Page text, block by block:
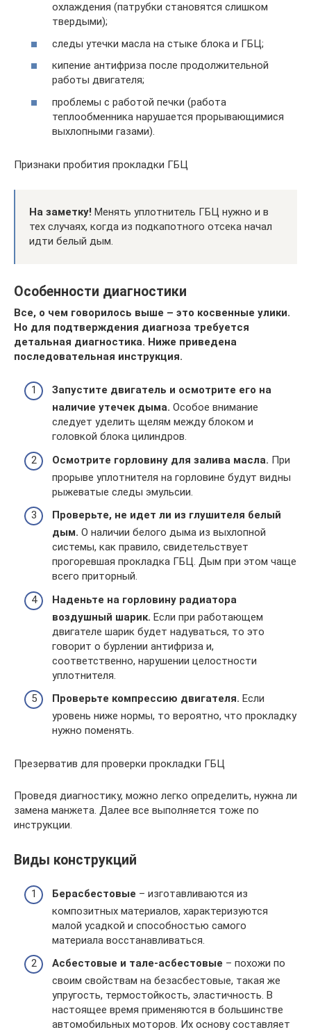
охлаждения (патрубки становятся слишком
твердыми);
следы утечки масла на стыке блока и ГБЦ;
кипение антифриза после продолжительной
работы двигателя;
проблемы с работой печки (работа
теплообменника нарушается прорывающимися
выхлопными газами).
Признаки пробития прокладки ГБЦ
На заметку! Менять уплотнитель ГБЦ нужно и в
тех случаях, когда из подкапотного отсека начал
идти белый дым.
Особенности диагностики
Все, о чем говорилось выше – это косвенные улики.
Но для подтверждения диагноза требуется
детальная диагностика. Ниже приведена
последовательная инструкция.
Запустите двигатель и осмотрите его на
наличие утечек дыма. Особое внимание
следует уделить щелям между блоком и
головкой блока цилиндров.
Осмотрите горловину для залива масла. При
прорыве уплотнителя на горловине будут видны
рыжеватые следы эмульсии.
Проверьте, не идет ли из глушителя белый
дым. О наличии белого дыма из выхлопной
системы, как правило, свидетельствует
прогоревшая прокладка ГБЦ. Дым при этом чаще
всего приторный.
Наденьте на горловину радиатора
воздушный шарик. Если при работающем
двигателе шарик будет надуваться, то это
говорит о бурлении антифриза и,
соответственно, нарушении целостности
уплотнителя.
Проверьте компрессию двигателя. Если
уровень ниже нормы, то вероятно, что прокладку
нужно поменять.
Презерватив для проверки прокладки ГБЦ
Проведя диагностику, можно легко определить, нужна ли
замена манжета. Далее все выполняется тоже по
инструкции.
Виды конструкций
Беpасбестовые – изготавливаются из
композитных материалов, характеризуются
малой усадкой и способностью самого
материала восстанавливаться.
Асбестовые и тале-асбестовые – похожи по
своим свойствам на безасбестовые, такая же
упругость, термостойкость, эластичность. В
настоящее время применяются в большинстве
автомобильных моторов. Их основу составляет